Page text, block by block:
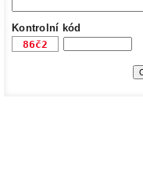
Kontrolní kód